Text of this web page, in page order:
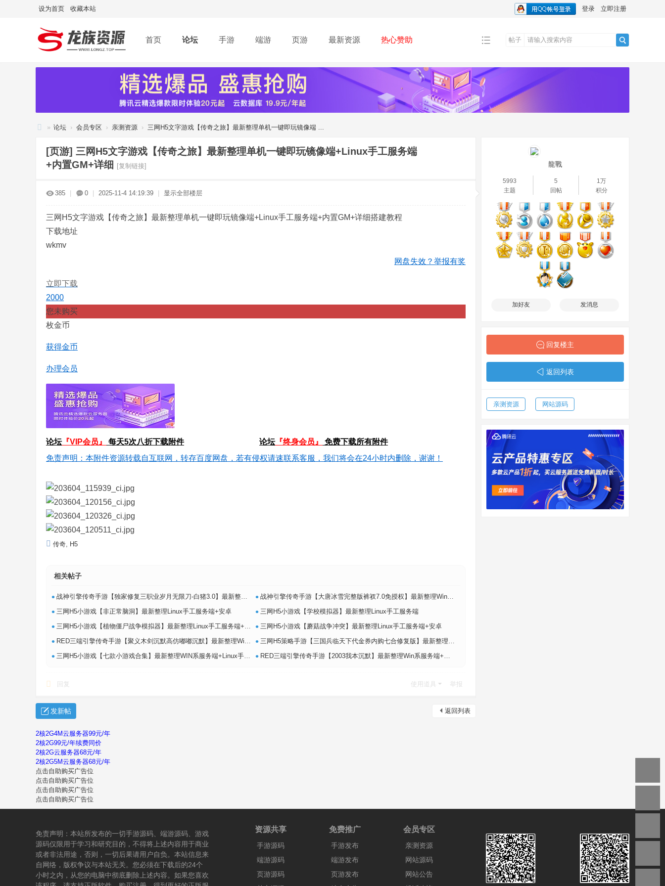
设为首页 收藏本站 登录 立即注册
首页 论坛 手游 端游 页游 最新资源 热心赞助 帖子
» 论坛 › 会员专区 › 亲测资源 › 三网H5文字游戏【传奇之旅】最新整理单机一键即玩镜像端 ...
[页游] 三网H5文字游戏【传奇之旅】最新整理单机一键即玩镜像端+Linux手工服务端
+内置GM+详细
[复制链接]
385 0 2025-11-4 14:19:39 显示全部楼层
三网H5文字游戏【传奇之旅】最新整理单机一键即玩镜像端+Linux手工服务端+内置GM+详细搭建教程
下载地址
wkmv
网盘失效？举报有奖
立即下载
2000
您未购买
枚金币
获得金币
办理会员
论坛『VIP会员』 每天5次八折下载附件 论坛『终身会员』
免费下载所有附件
免责声明：本附件资源转载自互联网，转存百度网盘，若有侵权请速联系客服，我们将会在24小时内删除，谢谢！
传奇, H5
相关帖子
• 战神引擎传奇手游【独家修复三职业岁月无限刀-白猪3.0】最新整理Win系特色服务端+安卓 • 战神引擎传奇手游【大唐冰雪完整版裤衩7.0免授权】最新整理Win系特色服务端+GM授权后
• 三网H5小游戏【非正常脑洞】最新整理Linux手工服务端+安卓 • 三网H5小游戏【学校模拟器】最新整理Linux手工服务端
• 三网H5小游戏【植物僵尸战争模拟器】最新整理Linux手工服务端+安卓 • 三网H5小游戏【蘑菇战争冲突】最新整理Linux手工服务端+安卓
• RED三端引擎传奇手游【聚义木剑沉默高仿嘟嘟沉默】最新整理Win系服务端+安卓苹果PC三 • 三网H5策略手游【三国兵临天下代金券内购七合修复版】最新整理单机一键即玩镜像端+Lin
• 三网H5小游戏【七款小游戏合集】最新整理WIN系服务端+Linux手工服务端+详细搭建教程 • RED三端引擎传奇手游【2003我本沉默】最新整理Win系服务端+安卓苹果PC三端+详细搭建教
回复 使用道具 举报
返回列表
发新帖
龍戰
5993
主题
5
回帖
1万
积分
加好友 发消息
回复楼主
返回列表
亲测资源 网站源码
2核2G4M云服务器99元/年
2核2G99元/年续费同价
2核2G云服务器68元/年
2核2G5M云服务器68元/年
点击自助购买广告位
点击自助购买广告位
点击自助购买广告位
点击自助购买广告位
免责声明：本站所发布的一切手游源码、端游源码、游戏
源码仅限用于学习和研究目的，不得将上述内容用于商业
或者非法用途，否则，一切后果请用户自负。本站信息来
自网络，版权争议与本站无关。您必须在下载后的24个
小时之内，从您的电脑中彻底删除上述内容。如果您喜欢
资源共享
手游源码
端游源码
页游源码
免费推广
手游发布
端游发布
页游发布
会员专区
亲测资源
网站源码
网站公告